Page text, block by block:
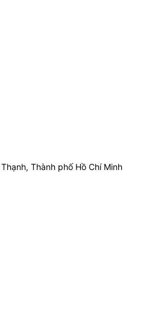
Thành phố Hồ Chí Minh